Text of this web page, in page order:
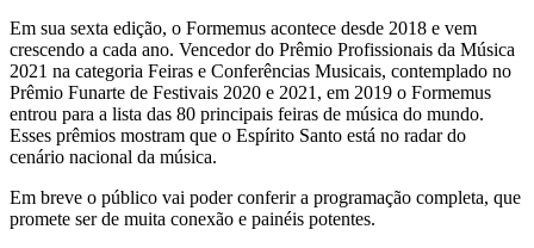
Em sua sexta edição, o Formemus acontece desde 2018 e vem
crescendo a cada ano. Vencedor do Prêmio Profissionais da Música
2021 na categoria Feiras e Conferências Musicais, contemplado no
Prêmio Funarte de Festivais 2020 e 2021, em 2019 o Formemus
entrou para a lista das 80 principais feiras de música do mundo.
Esses prêmios mostram que o Espírito Santo está no radar do
cenário nacional da música.
Em breve o público vai poder conferir a programação completa, que
promete ser de muita conexão e painéis potentes.